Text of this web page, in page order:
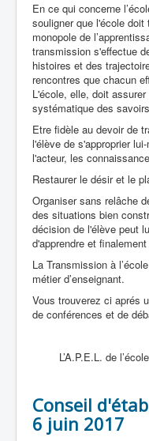
En ce qui concerne
souligner que l'école doit
monopole de
transmission s'effectue
histoires et des
rencontres que chacun
L'école, elle, doit
systématique des
Etre fidèle au devoir de
l'élève de s'approprier
l'acteur, les
Restaurer le désir et le
Organiser sans relâche
des situations bien
décision de l'élève peut
d'apprendre et
La Transmission à
métier d’enseignant.
Vous trouverez ci aprés
de conférences et de
L’A.P.E.L. de
Conseil
6 juin 2017